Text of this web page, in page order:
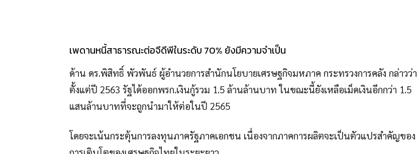
เพดานหนี้สาธารณะต่อจีดีพีในระดับ 70% ยังมีความจำเป็น
ด้าน ดร.พิสิทธิ์ พัวพันธ์ ผู้อำนวยการสำนักนโยบายเศรษฐกิจมหภาค กระทรวงการคลัง กล่าวว่า
ตั้งแต่ปี 2563 รัฐได้ออกพรก.เงินกู้รวม 1.5 ล้านล้านบาท ในขณะนี้ยังเหลือเม็ดเงินอีกกว่า 1.5
แสนล้านบาทที่จะถูกนำมาให้ต่อในปี 2565
โดยจะเน้นกระตุ้นการลงทุนภาครัฐภาคเอกชน เนื่องจากภาคการผลิตจะเป็นตัวแปรสำคัญของ